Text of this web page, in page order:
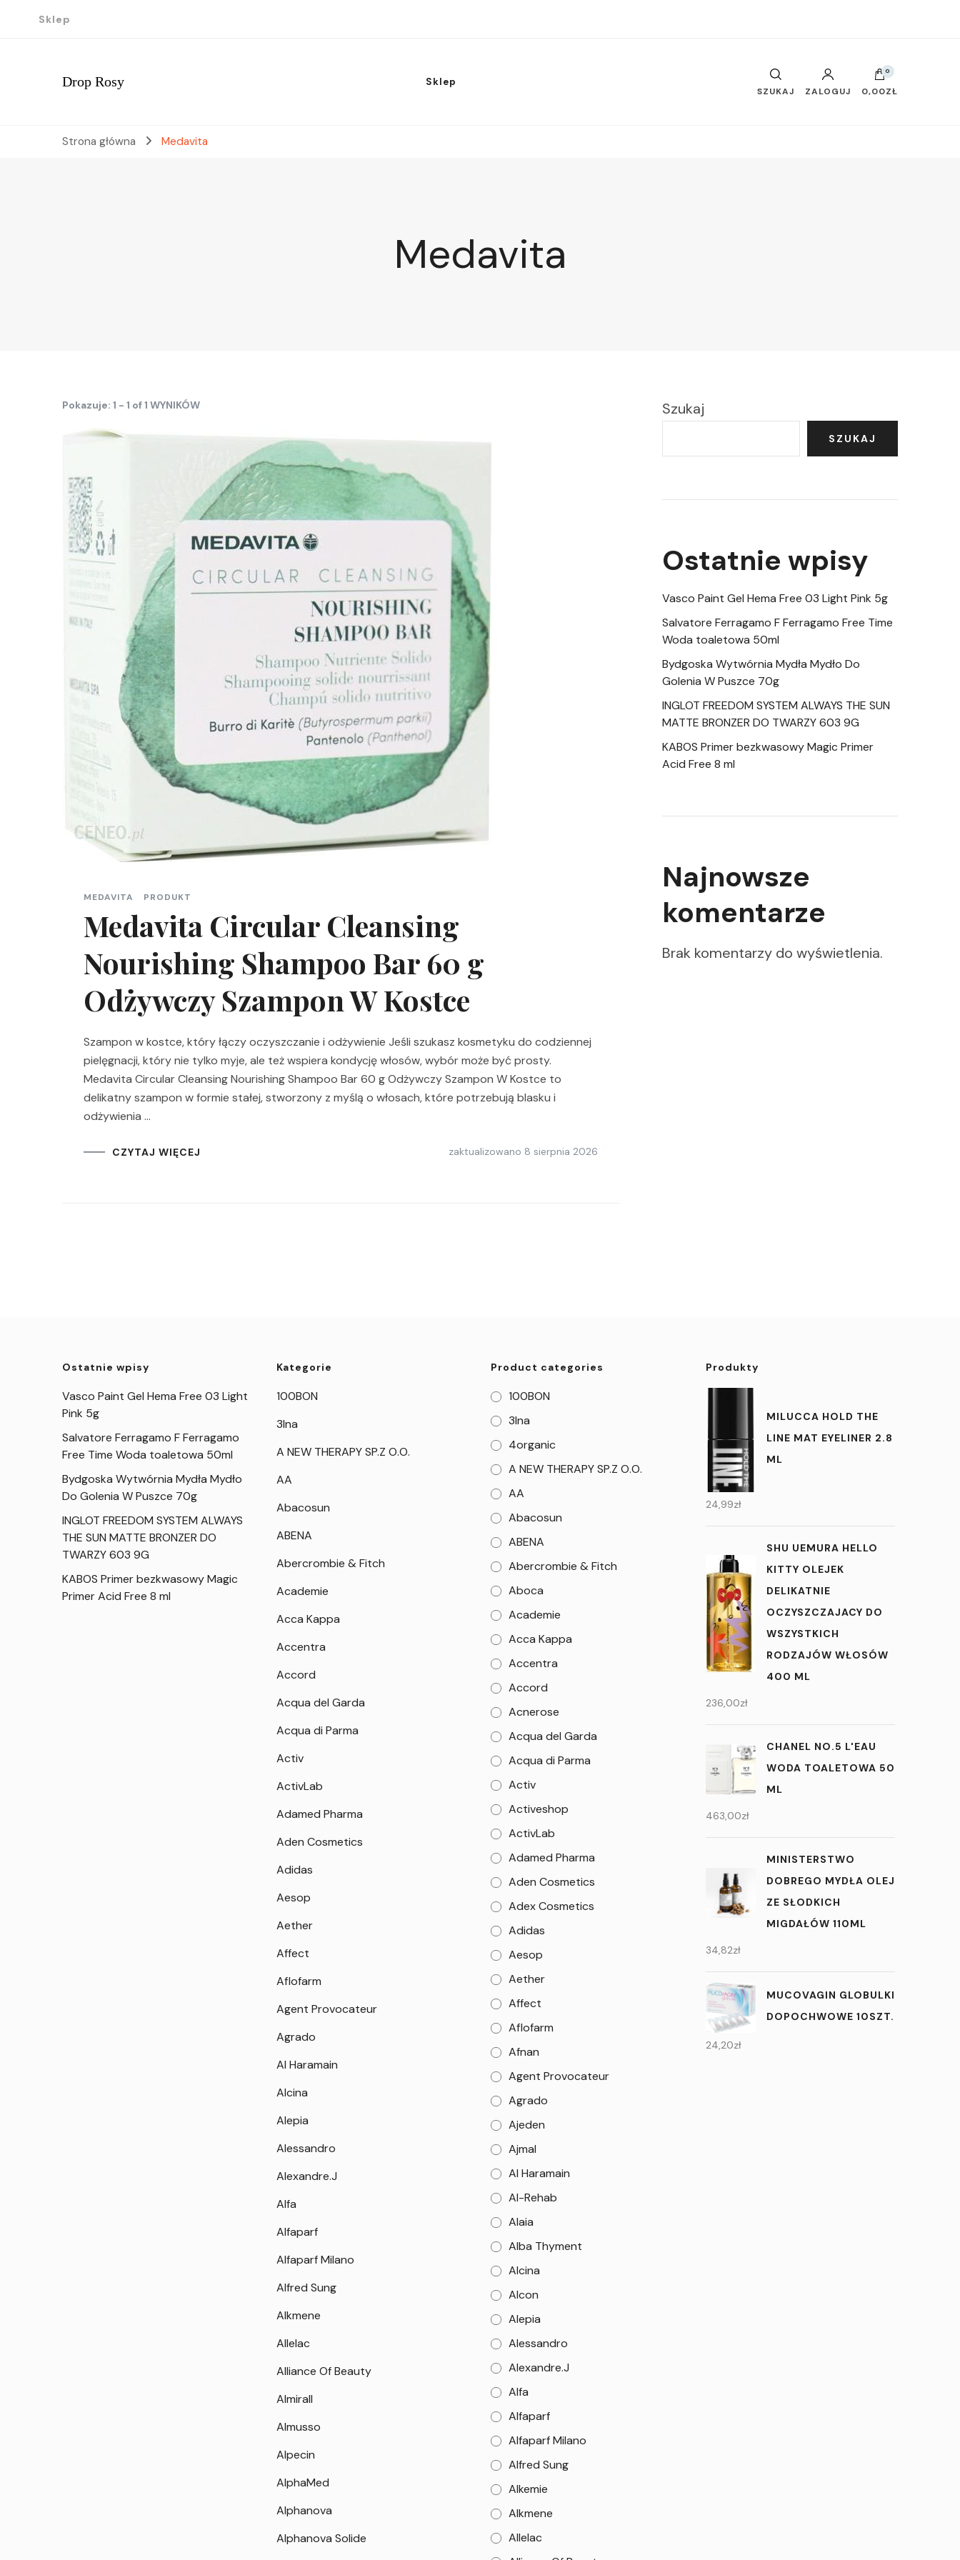
Sklep
Drop Rosy Sklep
SZUKAJ ZALOGUJ
0
0,00ZŁ
Strona główna Medavita
Medavita
Pokazuje: 1 - 1 of 1 WYNIKÓW
MEDAVITA PRODUKT
Medavita Circular Cleansing
Nourishing Shampoo Bar 60 g
Odżywczy Szampon W Kostce
Szampon w kostce, który łączy oczyszczanie i odżywienie Jeśli szukasz kosmetyku do codziennej
pielęgnacji, który nie tylko myje, ale też wspiera kondycję włosów, wybór może być prosty.
Medavita Circular Cleansing Nourishing Shampoo Bar 60 g Odżywczy Szampon W Kostce to
delikatny szampon w formie stałej, stworzony z myślą o włosach, które potrzebują blasku i
odżywienia …
CZYTAJ WIĘCEJ zaktualizowano 8 sierpnia 2026
Szukaj
SZUKAJ
Ostatnie wpisy
Vasco Paint Gel Hema Free 03 Light Pink 5g
Salvatore Ferragamo F Ferragamo Free Time
Woda toaletowa 50ml
Bydgoska Wytwórnia Mydła Mydło Do
Golenia W Puszce 70g
INGLOT FREEDOM SYSTEM ALWAYS THE SUN
MATTE BRONZER DO TWARZY 603 9G
KABOS Primer bezkwasowy Magic Primer
Acid Free 8 ml
Najnowsze
komentarze
Brak komentarzy do wyświetlenia.
Ostatnie wpisy
Vasco Paint Gel Hema Free 03 Light
Pink 5g
Salvatore Ferragamo F Ferragamo
Free Time Woda toaletowa 50ml
Bydgoska Wytwórnia Mydła Mydło
Do Golenia W Puszce 70g
INGLOT FREEDOM SYSTEM ALWAYS
THE SUN MATTE BRONZER DO
TWARZY 603 9G
KABOS Primer bezkwasowy Magic
Primer Acid Free 8 ml
Kategorie
100BON
3Ina
A NEW THERAPY SP.Z O.O.
AA
Abacosun
ABENA
Abercrombie & Fitch
Academie
Acca Kappa
Accentra
Accord
Acqua del Garda
Acqua di Parma
Activ
ActivLab
Adamed Pharma
Aden Cosmetics
Adidas
Aesop
Aether
Affect
Aflofarm
Agent Provocateur
Agrado
Al Haramain
Alcina
Alepia
Alessandro
Alexandre.J
Alfa
Alfaparf
Alfaparf Milano
Alfred Sung
Alkmene
Allelac
Alliance Of Beauty
Almirall
Almusso
Alpecin
AlphaMed
Alphanova
Alphanova Solide
Product categories
100BON
3Ina
4organic
A NEW THERAPY SP.Z O.O.
AA
Abacosun
ABENA
Abercrombie & Fitch
Aboca
Academie
Acca Kappa
Accentra
Accord
Acnerose
Acqua del Garda
Acqua di Parma
Activ
Activeshop
ActivLab
Adamed Pharma
Aden Cosmetics
Adex Cosmetics
Adidas
Aesop
Aether
Affect
Aflofarm
Afnan
Agent Provocateur
Agrado
Ajeden
Ajmal
Al Haramain
Al-Rehab
Alaia
Alba Thyment
Alcina
Alcon
Alepia
Alessandro
Alexandre.J
Alfa
Alfaparf
Alfaparf Milano
Alfred Sung
Alkemie
Alkmene
Allelac
Produkty
MILUCCA HOLD THE
LINE MAT EYELINER 2.8
ML
24,99zł
SHU UEMURA HELLO
KITTY OLEJEK
DELIKATNIE
OCZYSZCZAJACY DO
WSZYSTKICH
RODZAJÓW WŁOSÓW
400 ML
236,00zł
CHANEL NO.5 L'EAU
WODA TOALETOWA 50
ML
463,00zł
MINISTERSTWO
DOBREGO MYDŁA OLEJ
ZE SŁODKICH
MIGDAŁÓW 110ML
34,82zł
MUCOVAGIN GLOBULKI
DOPOCHWOWE 10SZT.
24,20zł